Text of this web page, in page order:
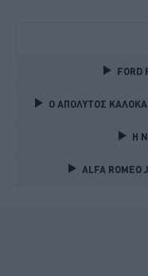
FORD
Ο ΑΠΟΛΥΤΟΣ
Η
ALFA